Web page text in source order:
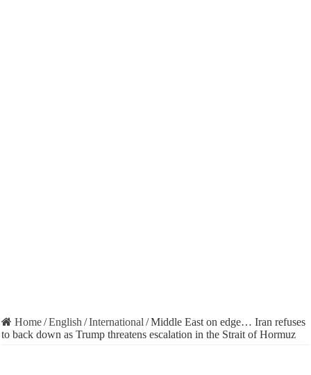
Home/English /International /Middle East on edge… Iran refuses
to back down as Trump threatens escalation in the Strait of Hormuz